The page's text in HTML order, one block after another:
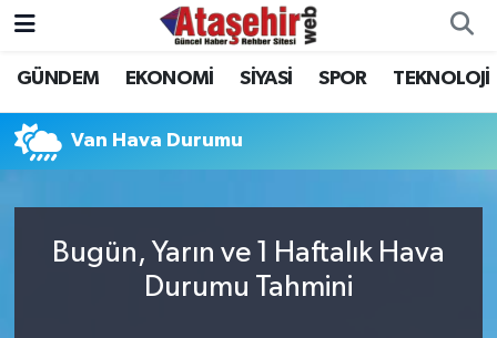
GÜNDEM EKONOMİ SİYASİ SPOR TEKNOLOJİ
Van Hava Durumu
Bugün, Yarın ve 1 Haftalık Hava
Durumu Tahmini
Hava Durumu
Trafik Durumu
Tüm Manşetler